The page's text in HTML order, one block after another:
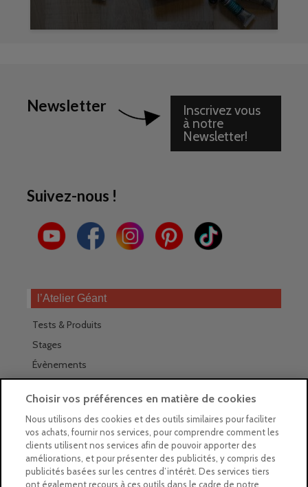
Newsletter
Inscrivez vous
à notre
Newsletter!
Suivez-nous !
l’Atelier Géant
Tests & Produits
Stages
Évènements
Trouver nos magasins
La newsletter des magasins
Feuilleter le Guide
Choisir vos préférences en matière de cookies
Nous utilisons des cookies et des outils similaires pour faciliter
vos achats, fournir nos services, pour comprendre comment les
clients utilisent nos services afin de pouvoir apporter des
améliorations, et pour présenter des publicités, y compris des
publicités basées sur les centres d’intérêt. Des services tiers
ont également recours à ces outils dans le cadre de notre